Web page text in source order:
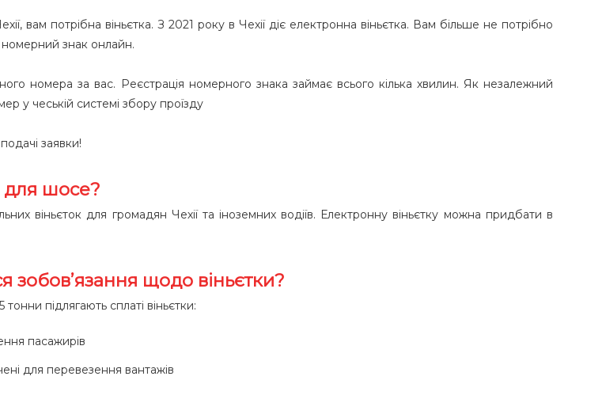
вам потрібна віньєтка. З 2021 року в Чехії діє електронна віньєтка. Вам більше не потрібно
знак онлайн.
номера за вас. Реєстрація номерного знака займає всього кілька хвилин. Як незалежний
у чеській системі збору проїзду
заявки!
для шосе?
віньєток для громадян Чехії та іноземних водіїв. Електронну віньєтку можна придбати в
зобов’язання щодо віньєтки?
підлягають сплаті віньєтки:
пасажирів
для перевезення вантажів